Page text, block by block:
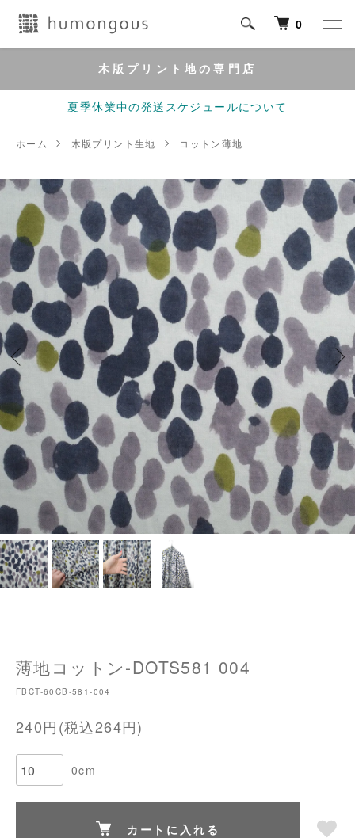
0
木版プリント地の専門店
夏季休業中の発送スケジュールについて
ホーム 木版プリント生地 コットン薄地
薄地コットン-DOTS581 004
FBCT-60CB-581-004
240円(税込264円)
0cm
カートに入れる